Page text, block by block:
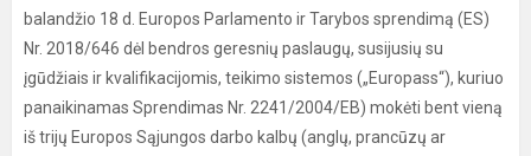
balandžio 18 d. Europos Parlamento ir Tarybos sprendimą (ES)
Nr. 2018/646 dėl bendros geresnių paslaugų, susijusių su
įgūdžiais ir kvalifikacijomis, teikimo sistemos („Europass“), kuriuo
panaikinamas Sprendimas Nr. 2241/2004/EB) mokėti bent vieną
iš trijų Europos Sąjungos darbo kalbų (anglų, prancūzų ar